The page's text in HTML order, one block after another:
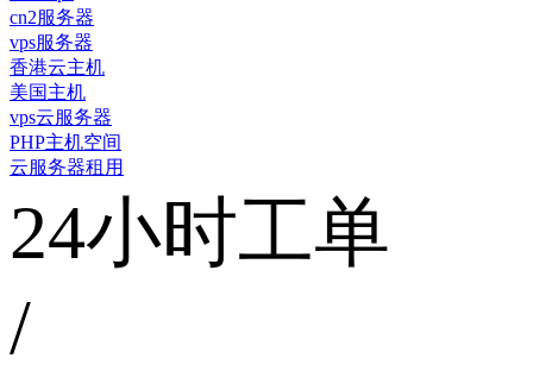
cn2服务器
vps服务器
香港云主机
美国主机
vps云服务器
PHP主机空间
云服务器租用
24小时工单
/